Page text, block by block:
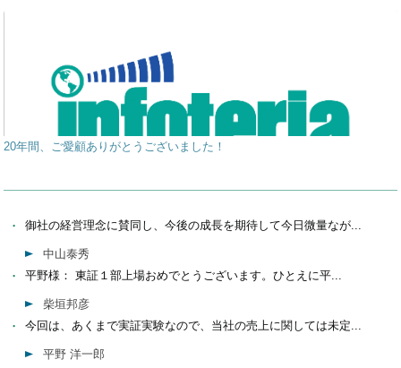
20年間、ご愛顧ありがとうございました！
御社の経営理念に賛同し、今後の成長を期待して今日微量なが...
中山泰秀
平野様： 東証１部上場おめでとうございます。ひとえに平...
柴垣邦彦
今回は、あくまで実証実験なので、当社の売上に関しては未定...
平野 洋一郎